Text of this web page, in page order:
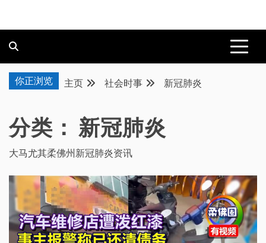
你正浏览 主页 社会时事 新冠肺炎
分类： 新冠肺炎
大马尤其柔佛州新冠肺炎资讯